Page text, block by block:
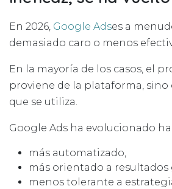
En 2026, Google Adses a
demasiado caro o menos
En la mayoría de los casos, el
proviene de la plataforma, sino
que se utiliza.
Google Ads ha evolucionado
más automatizado,
más orientado a resultados
menos tolerante a